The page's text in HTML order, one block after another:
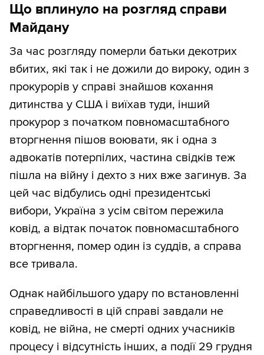
Що вплинуло на розгляд справи
Майдану
За час розгляду померли батьки декотрих
вбитих, які так і не дожили до вироку, один з
прокурорів у справі знайшов кохання
дитинства у США і виїхав туди, інший
прокурор з початком повномасштабного
вторгнення пішов воювати, як і одна з
адвокатів потерпілих, частина свідків теж
пішла на війну і дехто з них вже загинув. За
цей час відбулись одні президентські
вибори, Україна з усім світом пережила
ковід, а відтак початок повномасштабного
вторгнення, помер один із суддів, а справа
все тривала.
Однак найбільшого удару по встановленні
справедливості в цій справі завдали не
ковід, не війна, не смерті одних учасників
процесу і відсутність інших, а події 29 грудня